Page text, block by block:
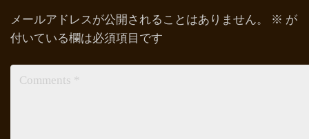
メールアドレスが公開されることはありません。 ※ が
付いている欄は必須項目です